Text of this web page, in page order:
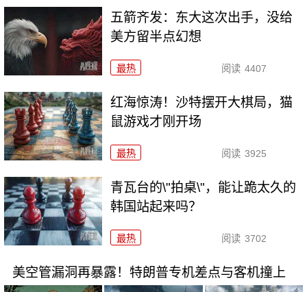
五箭齐发：东大这次出手，没给
美方留半点幻想
最热 阅读 4407
红海惊涛！沙特摆开大棋局，猫
鼠游戏才刚开场
最热 阅读 3925
青瓦台的\"拍桌\"，能让跪太久的
韩国站起来吗？
最热 阅读 3702
美空管漏洞再暴露！特朗普专机差点与客机撞上